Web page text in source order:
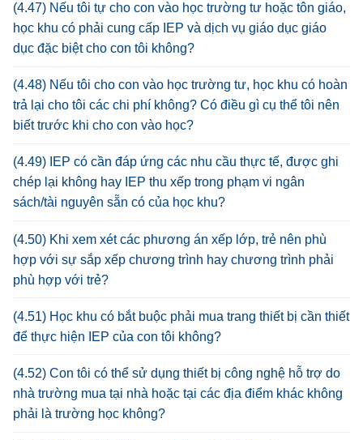
(4.47) Nếu tôi tự cho con vào học trường tư hoặc tôn giáo,
học khu có phải cung cấp IEP và dịch vụ giáo dục giáo
dục đặc biệt cho con tôi không?
(4.48) Nếu tôi cho con vào học trường tư, học khu có hoàn
trả lại cho tôi các chi phí không? Có điều gì cụ thể tôi nên
biết trước khi cho con vào học?
(4.49) IEP có cần đáp ứng các nhu cầu thực tế, được ghi
chép lại không hay IEP thu xếp trong phạm vi ngân
sách/tài nguyên sẵn có của học khu?
(4.50) Khi xem xét các phương án xếp lớp, trẻ nên phù
hợp với sự sắp xếp chương trình hay chương trình phải
phù hợp với trẻ?
(4.51) Học khu có bắt buộc phải mua trang thiết bị cần thiết
để thực hiện IEP của con tôi không?
(4.52) Con tôi có thể sử dụng thiết bị công nghệ hỗ trợ do
nhà trường mua tại nhà hoặc tại các địa điểm khác không
phải là trường học không?